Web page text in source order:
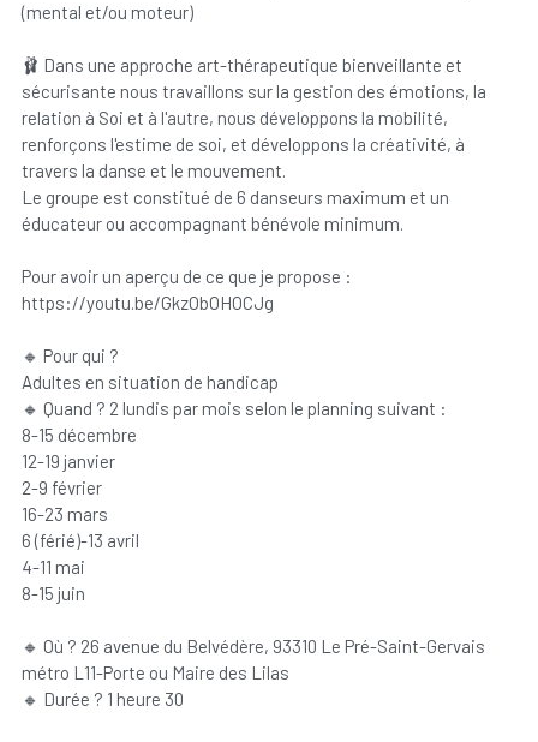
(mental et/ou moteur)
🩰 Dans une approche art-thérapeutique bienveillante et
sécurisante nous travaillons sur la gestion des émotions, la
relation à Soi et à l'autre, nous développons la mobilité,
renforçons l'estime de soi, et développons la créativité, à
travers la danse et le mouvement.
Le groupe est constitué de 6 danseurs maximum et un
éducateur ou accompagnant bénévole minimum.
Pour avoir un aperçu de ce que je propose :
https://youtu.be/GkzObOHOCJg
🔸 Pour qui ?
Adultes en situation de handicap
🔸 Quand ? 2 lundis par mois selon le planning suivant :
8-15 décembre
12-19 janvier
2-9 février
16-23 mars
6 (férié)-13 avril
4-11 mai
8-15 juin
🔸 Où ? 26 avenue du Belvédère, 93310 Le Pré-Saint-Gervais
métro L11-Porte ou Maire des Lilas
🔸 Durée ? 1 heure 30